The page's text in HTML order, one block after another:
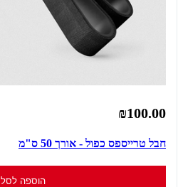
₪100.00
חבל טרייספס כפול - אורך 50 ס"מ
הוספה לסל